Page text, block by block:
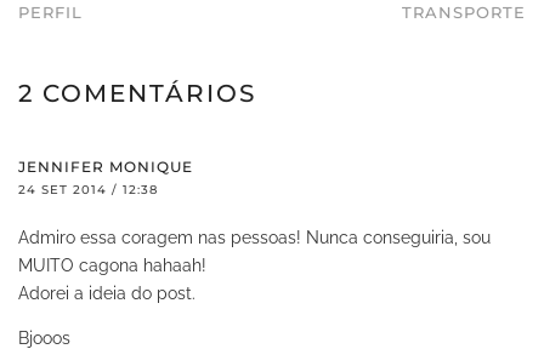
PERFIL
TRANSPORTE
2 COMENTÁRIOS
JENNIFER MONIQUE
24 SET 2014 / 12:38
Admiro essa coragem nas pessoas! Nunca conseguiria, sou
MUITO cagona hahaah!
Adorei a ideia do post.
Bjooos